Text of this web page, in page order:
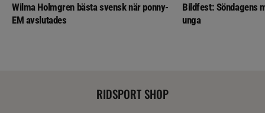
Wilma Holmgren bästa svensk när ponny-
EM avslutades
Bildfest: Söndagens
unga
RIDSPORT SHOP